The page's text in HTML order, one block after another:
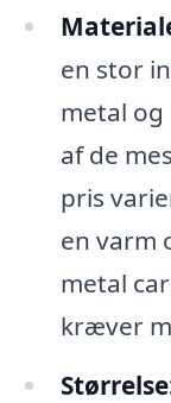
en stor
metal
af de
pris
en varm
metal
kræver